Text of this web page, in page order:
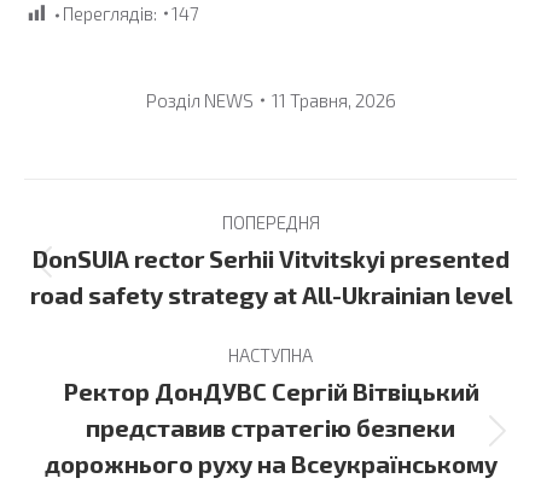
Переглядів: 147
Розділ NEWS 11 Травня, 2026
navigation
ПОПЕРЕДНЯ
Previous
post:
DonSUIA rector Serhii Vitvitskyi presented
road safety strategy at All-Ukrainian level
НАСТУПНА
Next
post:
Ректор ДонДУВС Сергій Вітвіцький
представив стратегію безпеки
дорожнього руху на Всеукраїнському